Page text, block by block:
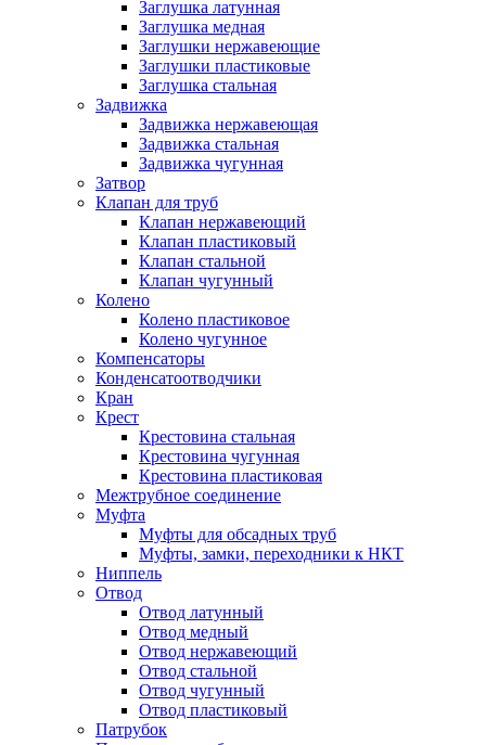
Заглушка латунная
Заглушка медная
Заглушки нержавеющие
Заглушки пластиковые
Заглушка стальная
Задвижка
Задвижка нержавеющая
Задвижка стальная
Задвижка чугунная
Затвор
Клапан для труб
Клапан нержавеющий
Клапан пластиковый
Клапан стальной
Клапан чугунный
Колено
Колено пластиковое
Колено чугунное
Компенсаторы
Конденсатоотводчики
Кран
Крест
Крестовина стальная
Крестовина чугунная
Крестовина пластиковая
Межтрубное соединение
Муфта
Муфты для обсадных труб
Муфты, замки, переходники к НКТ
Ниппель
Отвод
Отвод латунный
Отвод медный
Отвод нержавеющий
Отвод стальной
Отвод чугунный
Отвод пластиковый
Патрубок